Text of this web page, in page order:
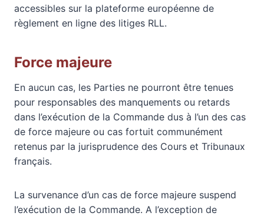
accessibles sur la plateforme européenne de
règlement en ligne des litiges RLL.
Force majeure
En aucun cas, les Parties ne pourront être tenues
pour responsables des manquements ou retards
dans l’exécution de la Commande dus à l’un des cas
de force majeure ou cas fortuit communément
retenus par la jurisprudence des Cours et Tribunaux
français.
La survenance d’un cas de force majeure suspend
l’exécution de la Commande. A l’exception de